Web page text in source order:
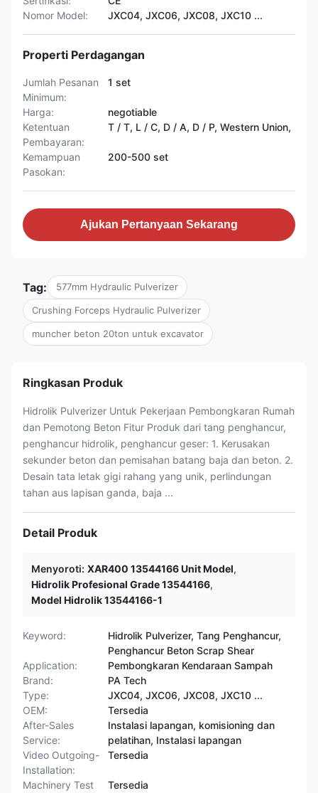
Nomor Model:
JXC04, JXC06, JXC08, JXC10 ...
Properti Perdagangan
Jumlah Pesanan
Minimum:
1 set
Harga:
negotiable
Ketentuan
Pembayaran:
T / T, L / C, D / A, D / P, Western Union,
Kemampuan
Pasokan:
200-500 set
Ajukan Pertanyaan Sekarang
Tag: 577mm Hydraulic Pulverizer
Crushing Forceps Hydraulic Pulverizer
muncher beton 20ton untuk excavator
Ringkasan Produk
Hidrolik Pulverizer Untuk Pekerjaan Pembongkaran Rumah
dan Pemotong Beton Fitur Produk dari tang penghancur,
penghancur hidrolik, penghancur geser: 1. Kerusakan
sekunder beton dan pemisahan batang baja dan beton. 2.
Desain tata letak gigi rahang yang unik, perlindungan
tahan aus lapisan ganda, baja ...
Detail Produk
Menyoroti: XAR400 13544166 Unit Model,
Hidrolik Profesional Grade 13544166,
Model Hidrolik 13544166-1
Keyword:
Hidrolik Pulverizer, Tang Penghancur,
Penghancur Beton Scrap Shear
Application:
Pembongkaran Kendaraan Sampah
Brand:
PA Tech
Type:
JXC04, JXC06, JXC08, JXC10 ...
OEM:
Tersedia
After-Sales
Service:
Instalasi lapangan, komisioning dan
pelatihan, Instalasi lapangan
Video Outgoing-
Installation:
Tersedia
Machinery Test
Tersedia